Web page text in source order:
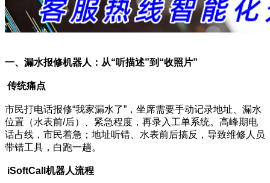
一、漏水报修机器人：从“听描述”到“收照片”
传统痛点
市民打电话报修“我家漏水了”，坐席需要手动记录地址、漏水
位置（水表前/后）、紧急程度，再录入工单系统。高峰期电
话占线，市民着急；地址听错、水表前后搞反，导致维修人员
带错工具，白跑一趟。
iSoftCall机器人流程